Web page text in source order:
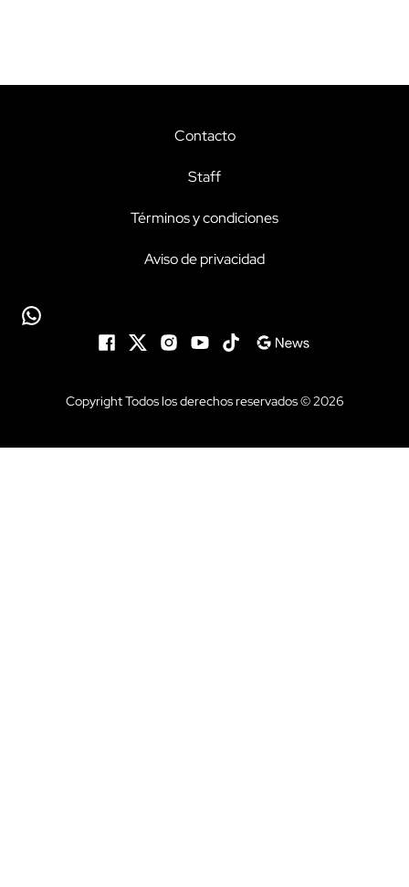
Contacto
Staff
Términos y condiciones
Aviso de privacidad
Copyright Todos los derechos reservados © 2026